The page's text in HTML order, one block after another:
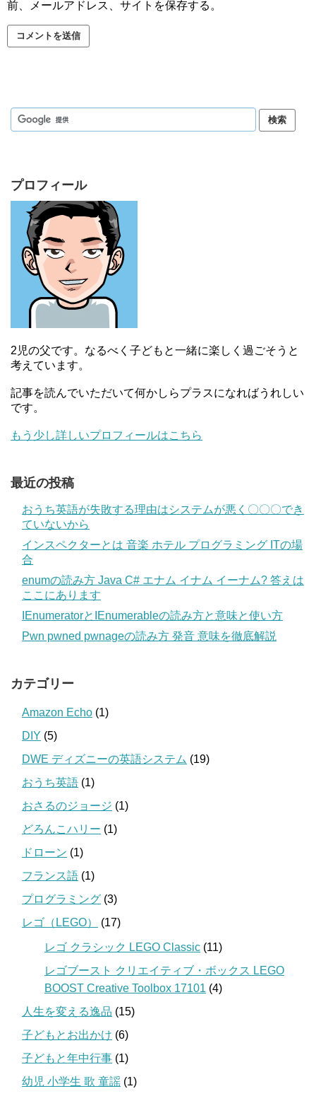
前、メールアドレス、サイトを保存する。
プロフィール
2児の父です。なるべく子どもと一緒に楽しく過ごそうと
考えています。
記事を読んでいただいて何かしらプラスになればうれしい
です。
もう少し詳しいプロフィールはこちら
最近の投稿
おうち英語が失敗する理由はシステムが悪く〇〇〇でき
ていないから
インスペクターとは 音楽 ホテル プログラミング ITの場
合
enumの読み方 Java C# エナム イナム イーナム? 答えは
ここにあります
IEnumeratorとIEnumerableの読み方と意味と使い方
Pwn pwned pwnageの読み方 発音 意味を徹底解説
カテゴリー
Amazon Echo (1)
DIY (5)
DWE ディズニーの英語システム (19)
おうち英語 (1)
おさるのジョージ (1)
どろんこハリー (1)
ドローン (1)
フランス語 (1)
プログラミング (3)
レゴ（LEGO）
(17)
レゴ クラシック LEGO Classic (11)
レゴブースト クリエイティブ・ボックス LEGO
BOOST Creative Toolbox 17101 (4)
人生を変える逸品 (15)
子どもとお出かけ (6)
子どもと年中行事 (1)
幼児 小学生 歌 童謡 (1)